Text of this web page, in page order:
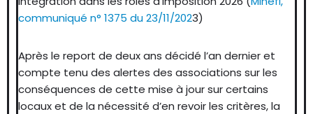
communiqué n° 1375 du 23/11/2023)
Après le report de deux ans décidé l’an dernier et
compte tenu des alertes des associations sur les
conséquences de cette mise à jour sur certains
locaux et de la nécessité d’en revoir les critères, la